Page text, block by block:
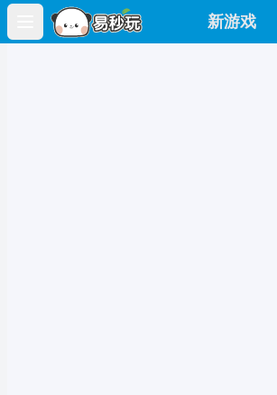
Open main menu
新游戏